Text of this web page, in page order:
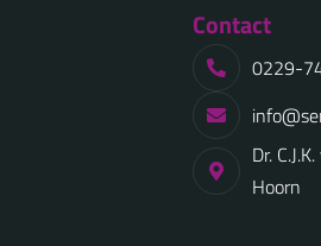
Contact
0229-
Dr.
Hoorn